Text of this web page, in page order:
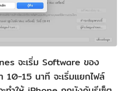
จะเริ่ม Software ของ
10-15 นาที จะเริ่มแยกไฟล์